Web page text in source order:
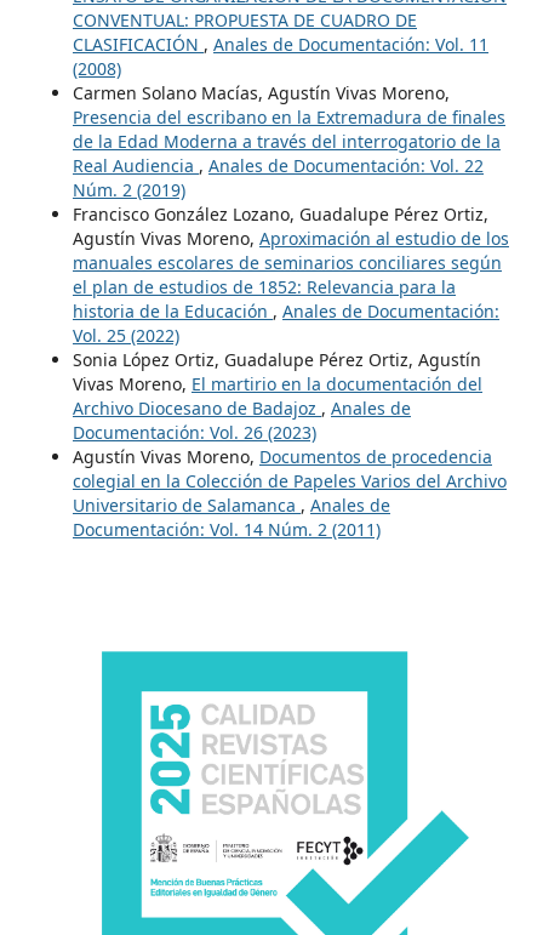
CONVENTUAL: PROPUESTA DE CUADRO DE
CLASIFICACIÓN , Anales de Documentación: Vol. 11
(2008)
Carmen Solano Macías, Agustín Vivas Moreno,
Presencia del escribano en la Extremadura de finales
de la Edad Moderna a través del interrogatorio de la
Real Audiencia , Anales de Documentación: Vol. 22
Núm. 2 (2019)
Francisco González Lozano, Guadalupe Pérez Ortiz,
Agustín Vivas Moreno, Aproximación al estudio de los
manuales escolares de seminarios conciliares según
el plan de estudios de 1852: Relevancia para la
historia de la Educación , Anales de Documentación:
Vol. 25 (2022)
Sonia López Ortiz, Guadalupe Pérez Ortiz, Agustín
Vivas Moreno, El martirio en la documentación del
Archivo Diocesano de Badajoz , Anales de
Documentación: Vol. 26 (2023)
Agustín Vivas Moreno, Documentos de procedencia
colegial en la Colección de Papeles Varios del Archivo
Universitario de Salamanca , Anales de
Documentación: Vol. 14 Núm. 2 (2011)